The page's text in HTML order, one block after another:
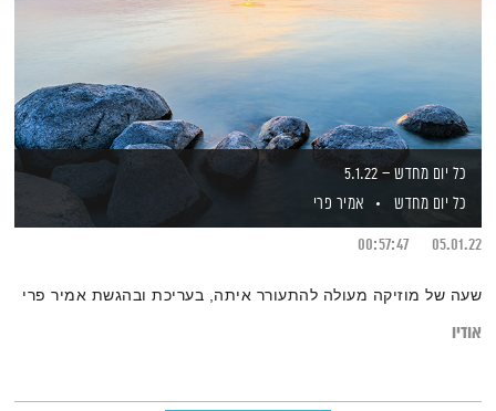
כל יום מחדש – 5.1.22
כל יום מחדש
אמיר פרי
05.01.22
00:57:47
שעה של מוזיקה מעולה להתעורר איתה, בעריכת ובהגשת אמיר פרי
אודיו